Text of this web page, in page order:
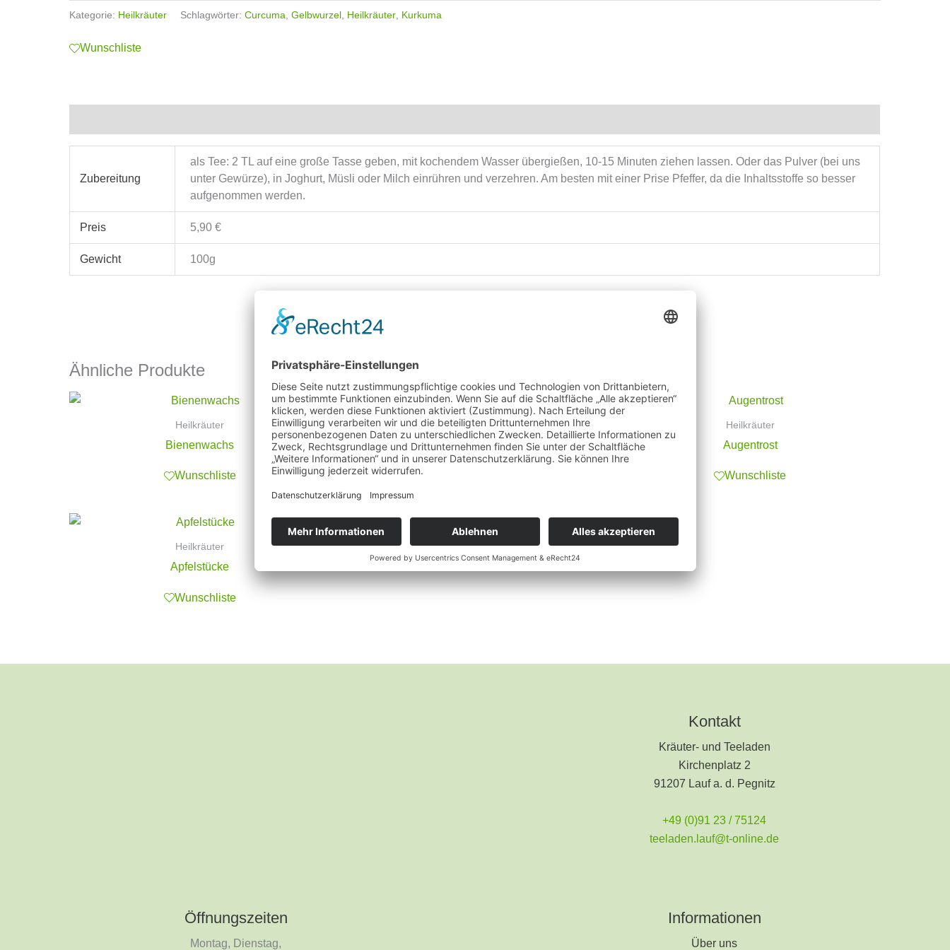
Kategorie: Heilkräuter Schlagwörter:Curcuma ,Gelbwurzel Heilkräuter Kurkuma
Wunschliste
Zubereitung
als Tee: 2 TL auf eine große Tasse geben, mit kochendem Wasser übergießen, 10-15 Minuten ziehen lassen. Oder das Pulver (bei uns
unter Gewürze), in Joghurt, Müsli oder Milch einrühren und verzehren. Am besten mit einer Prise Pfeffer, da die Inhaltsstoffe so besser
aufgenommen werden.
Preis 5,90 €
Gewicht 100g
Ähnliche Produkte
Heilkräuter
Bienenwachs
Wunschliste
Heilkräuter
Betonienkraut
Heilkräuter
Augentrost
Wunschliste
Heilkräuter
Apfelstücke
Wunschliste
Kontakt
Kräuter- und Teeladen
Kirchenplatz 2
91207 Lauf a. d. Pegnitz
+49 (0)91 23 / 75124
teeladen.lauf@t-online.de
Öffnungszeiten
Montag, Dienstag,
Informationen
Über uns